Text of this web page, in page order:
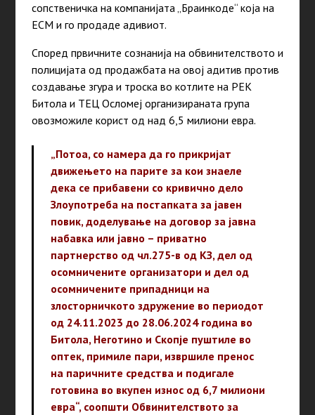
сопственичка на компанијата „Браинкоде“ која на
ЕСМ и го продаде адивиот.
Според првичните сознанија на обвинителството и
полицијата од продажбата на овој адитив против
создавање згура и троска во котлите на РЕК
Битола и ТЕЦ Осломеј организираната група
овозможиле корист од над 6,5 милиони евра.
„Потоа, со намера да го прикријат
движењето на парите за кои знаеле
дека се прибавени со кривично дело
Злоупотреба на постапката за јавен
повик, доделување на договор за јавна
набавка или јавно – приватно
партнерство од чл.275-в од КЗ, дел од
осомничените организатори и дел од
осомничените припадници на
злосторничкото здружение во периодот
од 24.11.2023 до 28.06.2024 година во
Битола, Неготино и Скопје пуштиле во
оптек, примиле пари, извршиле пренос
на паричните средства и подигале
готовина во вкупен износ од 6,7 милиони
евра“, соопшти Обвинителството за